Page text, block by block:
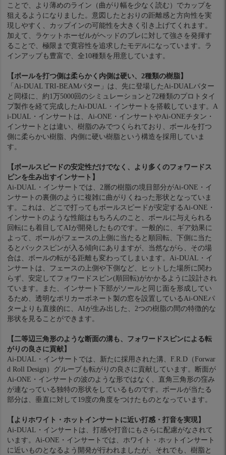
ことで、より薄めのライン（曲がり幅を少なく読む）でカップを
狙えるようになりました。意図したとおりの距離感と方向性を実
現しやすく、カップインの可能性を大きく引き上げてくれます。
加えて、ラケットホーゼルがヘッドのブレに対して強さを発揮す
ることで、極限まで寛容性を追求したモデルになっています。ラ
インアップも豊富で、全10種類を用意しています。
【ボールを打つ側は柔らかく内側は硬い、2種類の樹脂】
「Ai-DUAL TRI-BEAMパター」は、先に登場したAi-DUALパター
と同様に、約1万5000回のシミュレーションと72種類のプロトタイ
プ製作を経て完成したAi-DUAL・インサートを搭載しています。A
i-DUAL・インサートは、Ai-ONE・インサートやAi-ONEチタン・
インサートとは違い、樹脂のみでつくられており、ボールを打つ
側に柔らかい樹脂、内側に硬い樹脂という構造を採用していま
す。
【ボールスピードの安定性だけでなく、より多くのフォワードス
ピンを生み出すインサート】
Ai-DUAL・インサートでは、2層の樹脂の境目部分がAi-ONE・イ
ンサートの裏側のように複雑に曲がりくねった形状となっていま
す。これは、どこで打ってもボールスピードが安定するAi-ONE・
インサートのような性能はもちろんのこと、ボールに与えられる
回転にも着目してAIが開発したものです。一般的に、ギア効果に
よって、ボールがフェースの上側に当たると順回転、下側に当た
るとバックスピンが入る傾向にありますが、当然ながら、その場
合は、ボールの転がる距離も変わってしまいます。Ai-DUAL・イ
ンサートは、フェースの上側や下側など、ヒットした場所に関わ
らず、安定してフォワードスピン(順回転)がかかるように設計され
ています。また、インサート下部がソールと同じ面を形成してい
るため、透明なポリカーボネート製の窓を設置しているAi-ONEパ
ターよりも直接的に、AIが生み出した、2つの樹脂の間の特徴的な
形状を見ることができます。
【二等辺三角形のような断面の溝も、フォワードスピンによる転
がりの良さに貢献】
Ai-DUAL・インサートでは、新たに採用された溝、F.R.D（Forwar
d Roll Design）グルーブも転がりの良さに貢献しています。断面が
Ai-ONE・インサートの波のような形ではなく、直角三角形の窪み
が連なっている独特の形状をしているものです。ボールが当たる
部分は、垂直に対して19度の角度をつけたものとなっています。
【よりホワイト・ホットインサートに近い打感・打音を実現】
Ai-DUAL・インサートは、打感や打音にもさらに配慮がなされて
います。Ai-ONE・インサートでは、ホワイト・ホットインサート
に近いものとなるよう開発が行われましたが、それでも、樹脂と